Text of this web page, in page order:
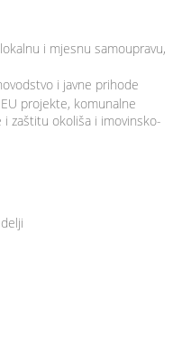
i mjesnu samoupravu,
i javne prihode
projekte, komunalne
zaštitu okoliša i imovinsko-